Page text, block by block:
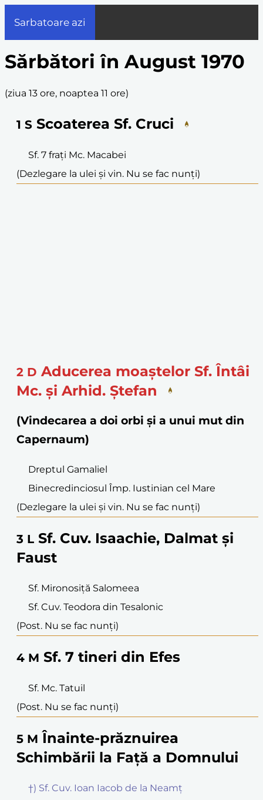
Sarbatoare azi
Sărbători în August 1970
(ziua 13 ore, noaptea 11 ore)
1 S Scoaterea Sf. Cruci
Sf. 7 frați Mc. Macabei
(Dezlegare la ulei și vin. Nu se fac nunți)
2 D Aducerea moaștelor Sf. Întâi
Mc. și Arhid. Ștefan
(Vindecarea a doi orbi și a unui mut din
Capernaum)
Dreptul Gamaliel
Binecredinciosul Împ. Iustinian cel Mare
(Dezlegare la ulei și vin. Nu se fac nunți)
3 L Sf. Cuv. Isaachie, Dalmat și
Faust
Sf. Mironosiță Salomeea
Sf. Cuv. Teodora din Tesalonic
(Post. Nu se fac nunți)
4 M Sf. 7 tineri din Efes
Sf. Mc. Tatuil
(Post. Nu se fac nunți)
5 M Înainte-prăznuirea
Schimbării la Față a Domnului
†) Sf. Cuv. Ioan Iacob de la Neamț